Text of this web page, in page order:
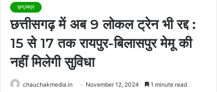
छग/मप्र
छत्तीसगढ़ में अब 9 लोकल ट्रेन भी रद्द :
15 से 17 तक रायपुर-बिलासपुर मेमू की
नहीं मिलेगी सुविधा
chauchakmedia.in November 12, 2024 1 minute read